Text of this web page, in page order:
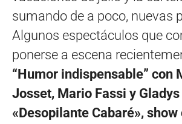
sumando de a poco, nuevas
Algunos espectáculos que
ponerse a escena
“Humor indispensable” con
Josset, Mario Fassi y
«Desopilante Cabaré»,